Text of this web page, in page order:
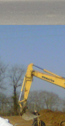
SAINT